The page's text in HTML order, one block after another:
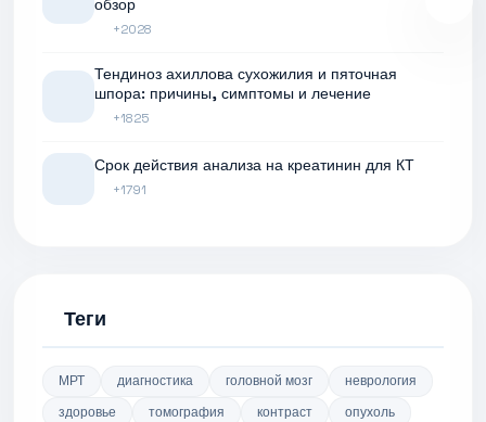
+2028
Тендиноз ахиллова сухожилия и пяточная
шпора: причины, симптомы и лечение
+1825
Срок действия анализа на креатинин для КТ
+1791
Теги
МРТ диагностика головной мозг
неврология
здоровье
томография контраст опухоль